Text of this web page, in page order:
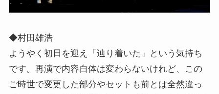
◆村田雄浩
ようやく初日を迎え「辿り着いた」という気持ち
です。再演で内容自体は変わらないけれど、この
ご時世で変更した部分やセットも前とは全然違っ